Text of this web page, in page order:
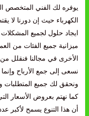
يوفره لك الفني المتخصص
الكهرباء حيث إن دورنا لا
ايجاد حلول لجميع المشكلات
ميزانية جميع الفئات من
الأخرى في مجالنا فنقلل من
نسعى إلى جمع الأرباح
ونحقق لك جميع المتطلبات
كما نهتم بعروض الأسعار
أن هذا التنوع يسمح لأكبر